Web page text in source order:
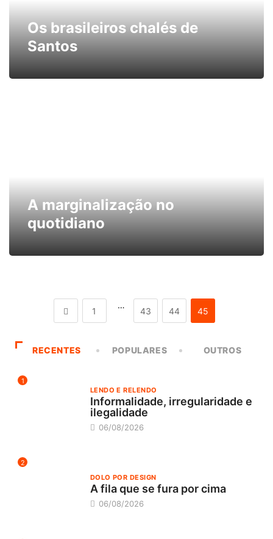
Os brasileiros chalés de
Santos
A marginalização no
quotidiano
1
…
43 44 45
RECENTES POPULARES OUTROS
1
LENDO E RELENDO
Informalidade, irregularidade e
ilegalidade
06/08/2026
2
DOLO POR DESIGN
A fila que se fura por cima
06/08/2026